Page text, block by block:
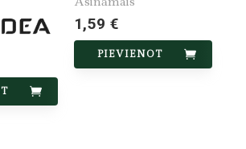
1,59 €
PIEVIENOT